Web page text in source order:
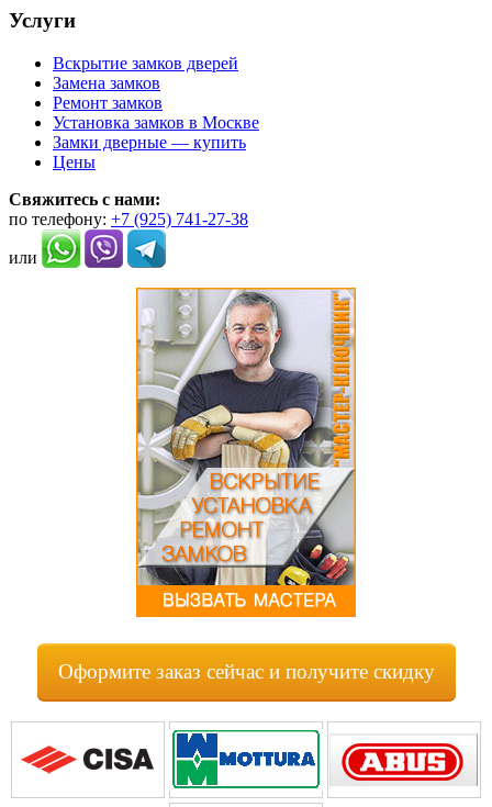
Услуги
Вскрытие замков дверей
Замена замков
Ремонт замков
Установка замков в Москве
Замки дверные — купить
Цены
Свяжитесь с нами:
по телефону: +7 (925) 741-27-38
или
Оформите заказ сейчас и получите скидку